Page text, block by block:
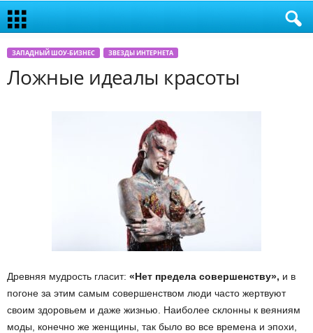
ЗАПАДНЫЙ ШОУ-БИЗНЕС ЗВЕЗДЫ ИНТЕРНЕТА
Ложные идеалы красоты
Древняя мудрость гласит: «Нет предела совершенству», и в
погоне за этим самым совершенством люди часто жертвуют
своим здоровьем и даже жизнью. Наиболее склонны к веяниям
моды, конечно же женщины, так было во все времена и эпохи,